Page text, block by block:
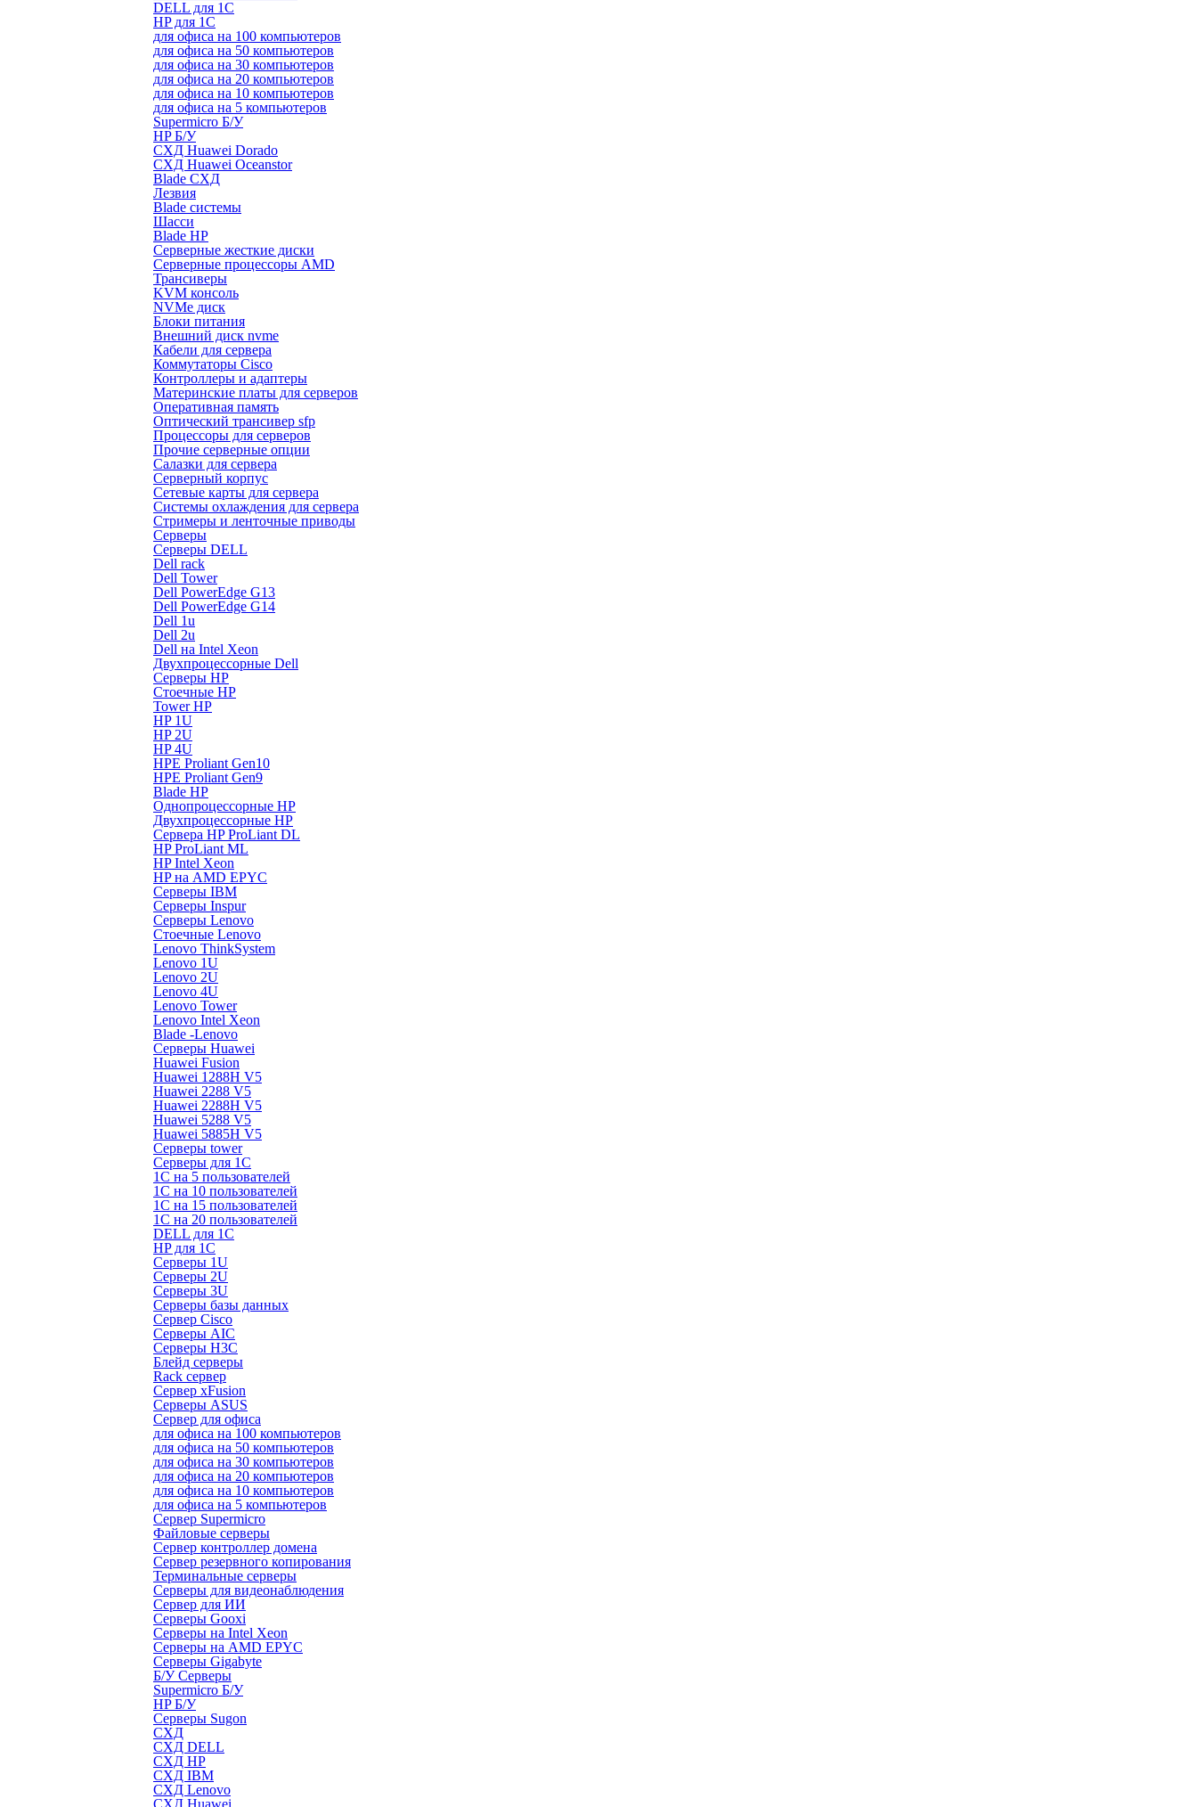
DELL для 1С
HP для 1С
для офиса на 100 компьютеров
для офиса на 50 компьютеров
для офиса на 30 компьютеров
для офиса на 20 компьютеров
для офиса на 10 компьютеров
для офиса на 5 компьютеров
Supermicro Б/У
HP Б/У
СХД Huawei Dorado
СХД Huawei Oceanstor
Blade СХД
Лезвия
Blade системы
Шасси
Blade HP
Серверные жесткие диски
Серверные процессоры AMD
Трансиверы
KVM консоль
NVMe диск
Блоки питания
Внешний диск nvme
Кабели для сервера
Коммутаторы Cisco
Контроллеры и адаптеры
Материнские платы для серверов
Оперативная память
Оптический трансивер sfp
Процессоры для серверов
Прочие серверные опции
Салазки для сервера
Серверный корпус
Сетевые карты для сервера
Системы охлаждения для сервера
Стримеры и ленточные приводы
Серверы
Серверы DELL
Dell rack
Dell Tower
Dell PowerEdge G13
Dell PowerEdge G14
Dell 1u
Dell 2u
Dell на Intel Xeon
Двухпроцессорные Dell
Серверы HP
Стоечные HP
Tower HP
HP 1U
HP 2U
HP 4U
HPE Proliant Gen10
HPE Proliant Gen9
Blade HP
Однопроцессорные HP
Двухпроцессорные HP
Сервера HP ProLiant DL
HP ProLiant ML
HP Intel Xeon
HP на AMD EPYC
Серверы IBM
Серверы Inspur
Серверы Lenovo
Стоечные Lenovo
Lenovo ThinkSystem
Lenovo 1U
Lenovo 2U
Lenovo 4U
Lenovo Tower
Lenovo Intel Xeon
Blade -Lenovo
Серверы Huawei
Huawei Fusion
Huawei 1288H V5
Huawei 2288 V5
Huawei 2288H V5
Huawei 5288 V5
Huawei 5885H V5
Серверы tower
Серверы для 1C
1С на 5 пользователей
1С на 10 пользователей
1С на 15 пользователей
1С на 20 пользователей
DELL для 1С
HP для 1С
Серверы 1U
Серверы 2U
Серверы 3U
Серверы базы данных
Сервер Cisco
Серверы AIC
Серверы H3C
Блейд серверы
Rack сервер
Сервер xFusion
Серверы ASUS
Сервер для офиса
для офиса на 100 компьютеров
для офиса на 50 компьютеров
для офиса на 30 компьютеров
для офиса на 20 компьютеров
для офиса на 10 компьютеров
для офиса на 5 компьютеров
Сервер Supermicro
Файловые серверы
Сервер контроллер домена
Сервер резервного копирования
Терминальные серверы
Серверы для видеонаблюдения
Сервер для ИИ
Серверы Gooxi
Серверы на Intel Xeon
Серверы на AMD EPYC
Серверы Gigabyte
Б/У Серверы
Supermicro Б/У
HP Б/У
Серверы Sugon
СХД
СХД DELL
СХД HP
СХД IBM
СХД Lenovo
СХД Huawei